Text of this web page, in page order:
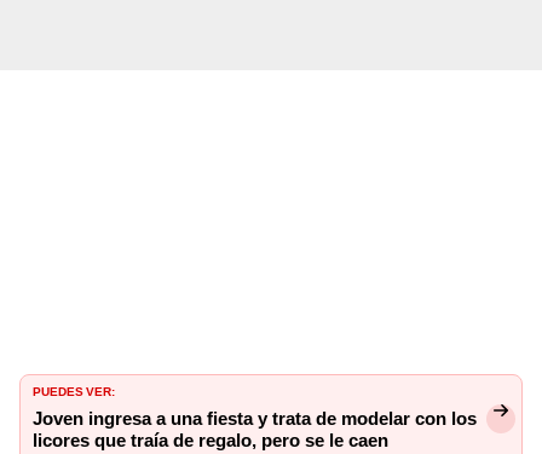
PUEDES VER:
Joven ingresa a una fiesta y trata de modelar con los
licores que traía de regalo, pero se le caen